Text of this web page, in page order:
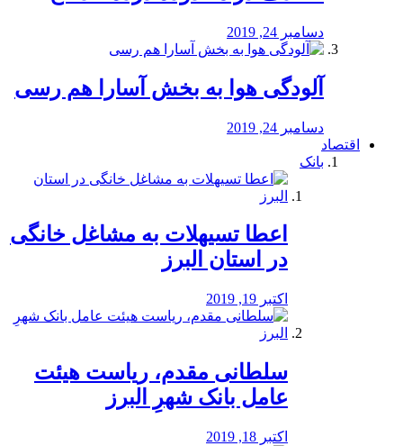
دسامبر 24, 2019
آلودگی هوا به بخش آسارا هم رسی
دسامبر 24, 2019
اقتصاد
بانک
️اعطا تسیهلات به مشاغل خانگی
در استان البرز
اکتبر 19, 2019
سلطانی مقدم، ریاست هیئت
عامل بانک شهرِ البرز
اکتبر 18, 2019